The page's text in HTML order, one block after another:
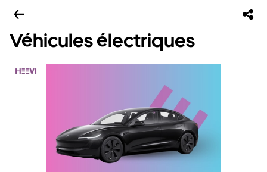
Véhicules électriques